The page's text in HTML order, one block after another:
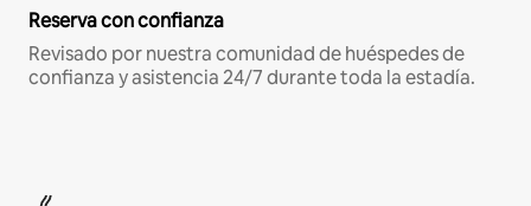
Reserva con confianza
Revisado por nuestra comunidad de huéspedes de
confianza y asistencia 24/7 durante toda la estadía.